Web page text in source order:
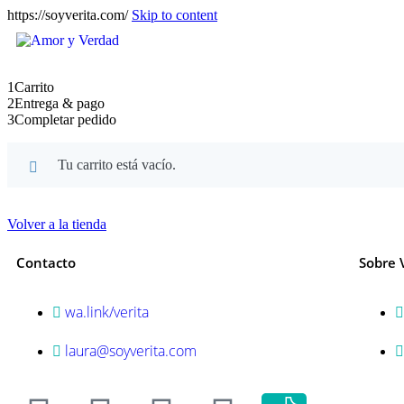
https://soyverita.com/ Skip to content
1Carrito
2Entrega & pago
3Completar pedido
Tu carrito está vacío.
Volver a la tienda
Contacto
wa.link/verita
laura@soyverita.com
Sobre